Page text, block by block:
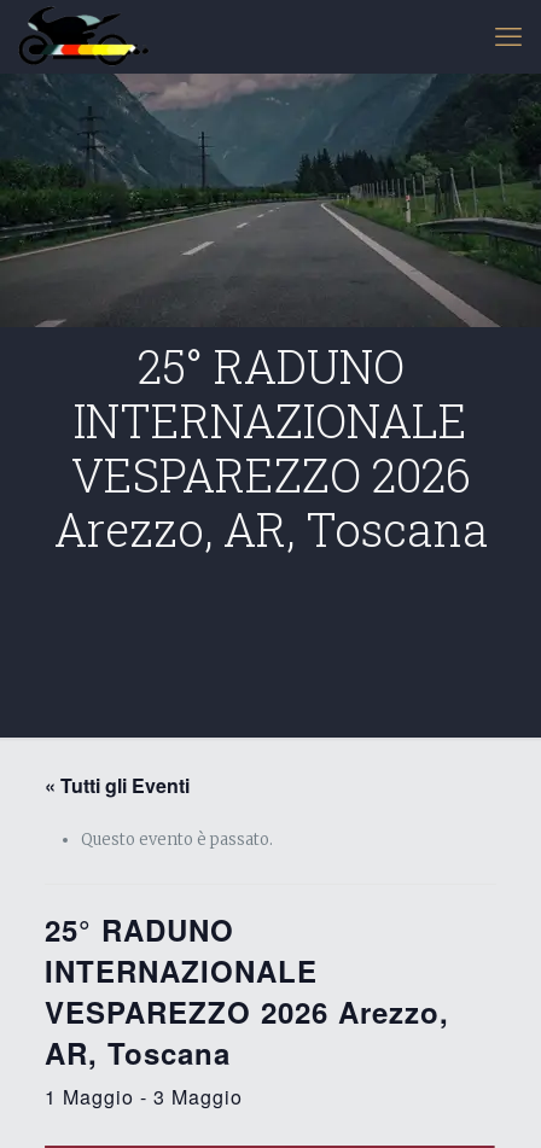
25° RADUNO
INTERNAZIONALE
VESPAREZZO 2026
Arezzo, AR, Toscana
« Tutti gli Eventi
Questo evento è passato.
25° RADUNO
INTERNAZIONALE
VESPAREZZO 2026 Arezzo,
AR, Toscana
1 Maggio - 3 Maggio